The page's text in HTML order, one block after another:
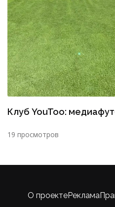
Клуб YouToo:
19 просмотров
О проектеРеклама